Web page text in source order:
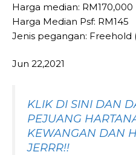
Harga median: RM170,000
Harga Median Psf: RM145
Jenis pegangan: Freehold
Jun 22,2021
KLIK DI SINI DAN
PEJUANG
KEWANGAN DAN
JERRR!!